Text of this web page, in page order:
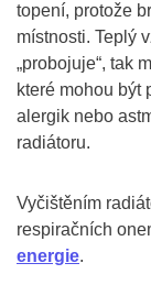
topení, protože
místnosti. Teplý
„probojuje“, tak
které mohou být
alergik nebo
radiátoru.
Vyčištěním
respiračních
energie.